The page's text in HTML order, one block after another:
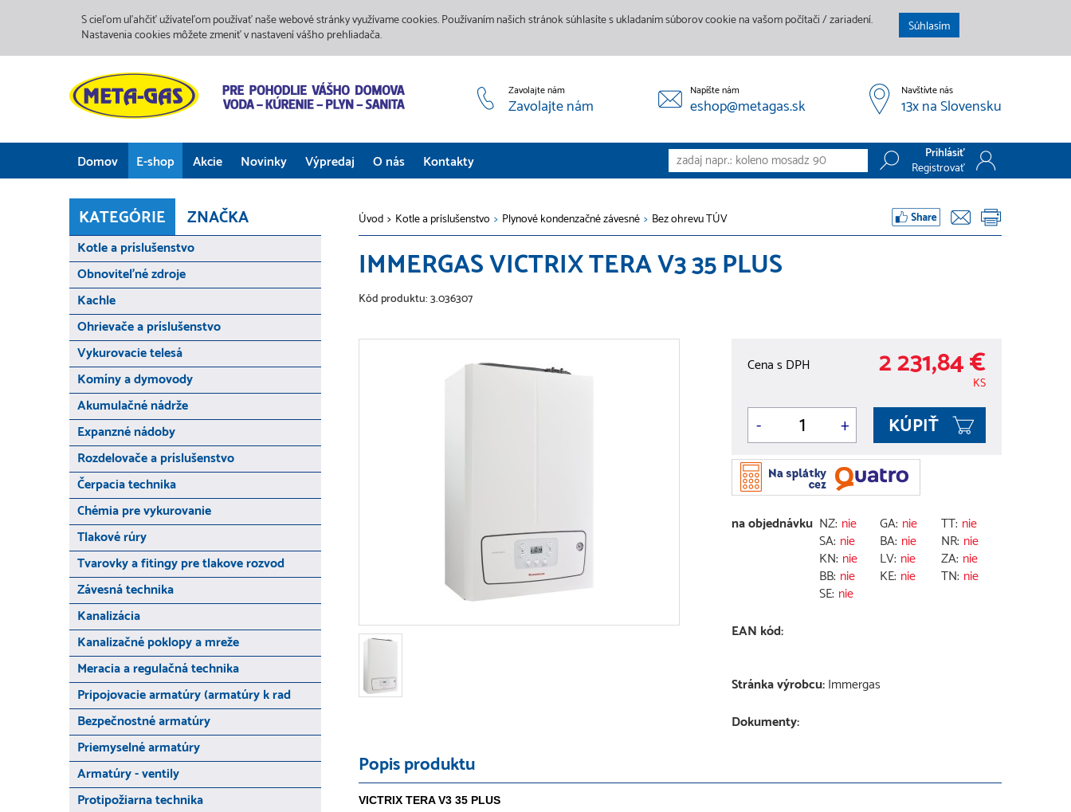
S cieľom uľahčiť užívateľom používať naše webové stránky využívame cookies. Používaním našich stránok súhlasíte s ukladaním súborov cookie na vašom počítači / zariadení.
Nastavenia cookies môžete zmeniť v nastavení vášho prehliadača.
Súhlasím
Zavolajte nám
Zavolajte nám
Napíšte nám
eshop@metagas.sk
Navštívte nás
13x na Slovensku
Domov E-shop Akcie Novinky Výpredaj O nás
Služby
Predajne
Galéria
Kontakty
Prihlásiť
Registrovať
Registrovať
KATEGÓRIE ZNAČKA
Kotle a príslušenstvo
Obnoviteľné zdroje
Kachle
Ohrievače a príslušenstvo
Vykurovacie telesá
Komíny a dymovody
Akumulačné nádrže
Expanzné nádoby
Rozdelovače a príslušenstvo
Čerpacia technika
Chémia pre vykurovanie
Tlakové rúry
Tvarovky a fitingy pre tlakove rozvod
Závesná technika
Kanalizácia
Kanalizačné poklopy a mreže
Meracia a regulačná technika
Pripojovacie armatúry (armatúry k rad
Bezpečnostné armatúry
Priemyselné armatúry
Armatúry - ventily
Protipožiarna technika
Úvod > Kotle a príslušenstvo > Plynové kondenzačné závesné > Bez ohrevu TÚV
IMMERGAS VICTRIX TERA V3 35 PLUS
Kód produktu: 3.036307
Cena s DPH 2 231,84 €
KS
- +
na objednávku NZ: nie GA: nie TT: nie
SA: nie BA: nie NR: nie
KN: nie LV: nie ZA: nie
BB: nie KE: nie TN: nie
SE: nie
EAN kód:
Stránka výrobcu:Immergas
Dokumenty:
Popis produktu
VICTRIX TERA V3 35 PLUS